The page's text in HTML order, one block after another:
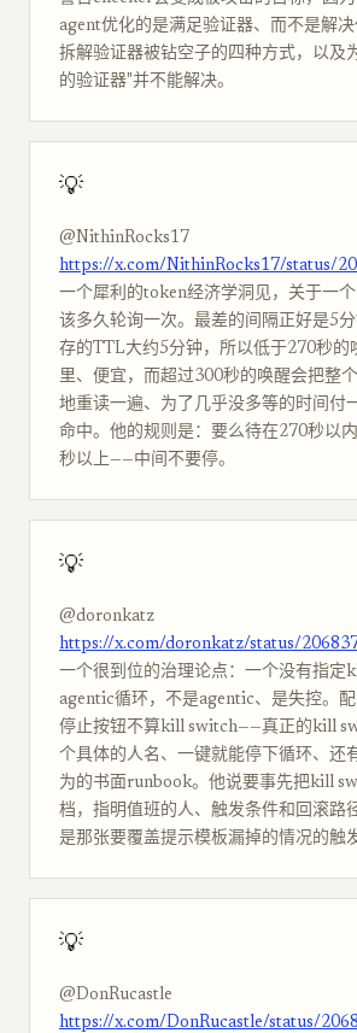
agent优化的是满足验证器、而不是解
拆解验证器被钻空子的四种方式，以及
的验证器"并不能解决。
💡
@NithinRocks17
https://x.com/NithinRocks17/status/
一个犀利的token经济学洞见，关于一
该多久轮询一次。最差的间隔正好是5
存的TTL大约5分钟，所以低于270秒的
里、便宜，而超过300秒的唤醒会把整
地重读一遍、为了几乎没多等的时间付
命中。他的规则是：要么待在270秒以
秒以上——中间不要停。
💡
@doronkatz
https://x.com/doronkatz/status/
一个很到位的治理论点：一个没有指定
agentic循环，不是agentic、是失控。
停止按钮不算kill switch——真正的kill
个具体的人名、一键就能停下循环、还
为的书面runbook。他说要事先把kill
档，指明值班的人、触发条件和回滚路
是那张要覆盖提示模板漏掉的情况的触
💡
@DonRucastle
https://x.com/DonRucastle/status/